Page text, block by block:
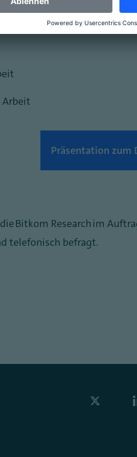
Arbeit
Präsentation zum
Bitkom Research im
telefonisch befragt.